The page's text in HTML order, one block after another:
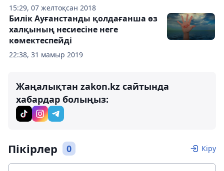
15:29, 07 желтоқсан 2018
22:38, 31 мамыр 2019
Билік Ауғанстанды қолдағанша өз
халқының несиесіне неге
көмектеспейді
Жаңалықтан zakon.kz сайтында
хабардар болыңыз:
Пікірлер 0 Кіру